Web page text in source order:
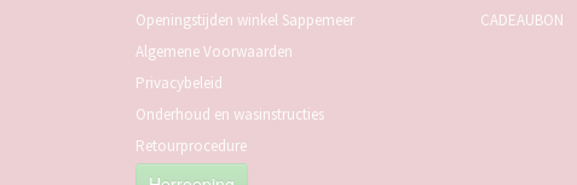
Openingstijden winkel Sappemeer
Algemene Voorwaarden
Privacybeleid
Onderhoud en wasinstructies
Retourprocedure
CADEAUBON